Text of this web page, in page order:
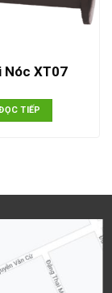
Nóc XT07
TIẾP